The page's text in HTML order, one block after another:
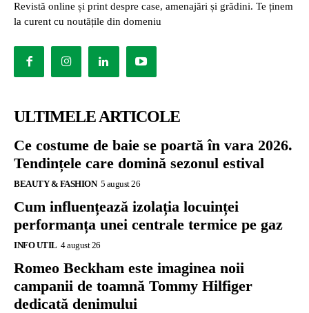
Revistă online și print despre case, amenajări și grădini. Te ținem
la curent cu noutățile din domeniu
ULTIMELE ARTICOLE
Ce costume de baie se poartă în vara 2026.
Tendințele care domină sezonul estival
BEAUTY & FASHION 5 august 26
Cum influențează izolația locuinței
performanța unei centrale termice pe gaz
INFO UTIL 4 august 26
Romeo Beckham este imaginea noii
campanii de toamnă Tommy Hilfiger
dedicată denimului